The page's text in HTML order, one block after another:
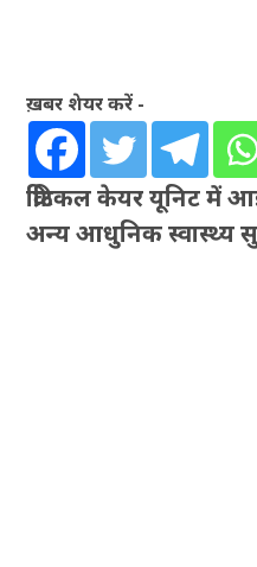
ख़बर शेयर करें -
क्रिटिकल केयर यूनिट
अन्य आधुनिक स्वास्थ्य